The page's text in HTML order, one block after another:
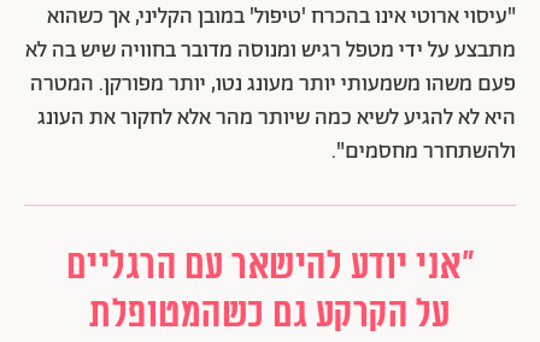
"עיסוי ארוטי אינו בהכרח 'טיפול' במובן הקליני, אך כשהוא
מתבצע על ידי מטפל רגיש ומנוסה מדובר בחוויה שיש בה לא
פעם משהו משמעותי יותר מעונג נטו, יותר מפורקן. המטרה
היא לא להגיע לשיא כמה שיותר מהר אלא לחקור את העונג
ולהשתחרר מחסמים".
"אני יודע להישאר עם הרגליים
על הקרקע גם כשהמטופלת